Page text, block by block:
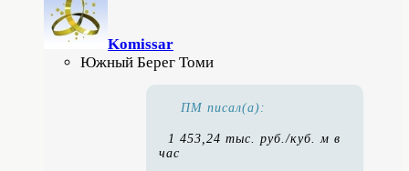
Komissar
Южный Берег Томи
ПМ писал(а):
1 453,24 тыс. руб./куб. м в
час